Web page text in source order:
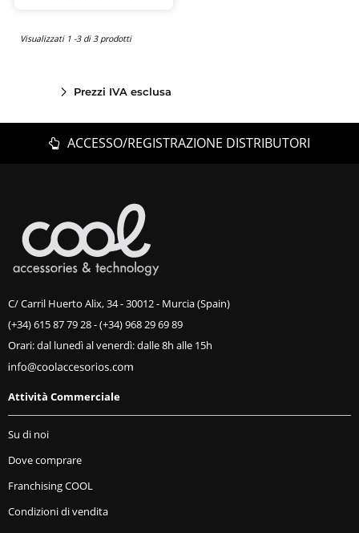
Visualizzati 1 -3 di 3 prodotti
Prezzi IVA esclusa
ACCESSO/REGISTRAZIONE DISTRIBUTORI
C/ Carril Huerto Alix, 34 - 30012 - Murcia (Spain)
(+34) 615 87 79 28-(+34) 968 29 69 89
Orari: dal lunedì al venerdì: dalle 8h alle 15h
Attività Commerciale
Su di noi
Dove comprare
Franchising COOL
Condizioni di vendita